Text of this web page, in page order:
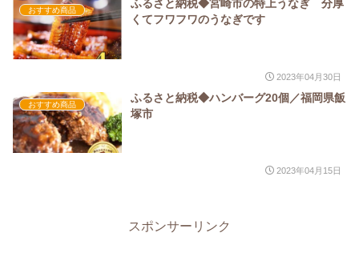
おすすめ商品
ふるさと納税◆宮崎市の特上うなぎ 分厚
くてフワフワのうなぎです
2023年04月30日
おすすめ商品
ふるさと納税◆ハンバーグ20個／福岡県飯
塚市
2023年04月15日
スポンサーリンク